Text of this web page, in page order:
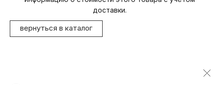
доставки.
вернуться в каталог